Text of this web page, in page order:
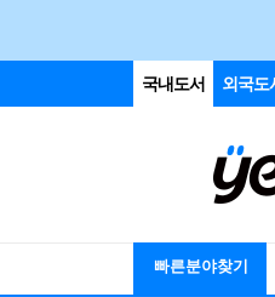
국내도서 외국도
빠른분야찾기